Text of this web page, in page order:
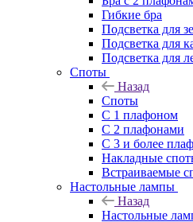
Гибкие бра
Подсветка для
Подсветка для
Подсветка для
Споты
Назад
Споты
С 1 плафоном
С 2 плафонами
С 3 и более
Накладные
Встраиваемые
Настольные лампы
Назад
Настольные